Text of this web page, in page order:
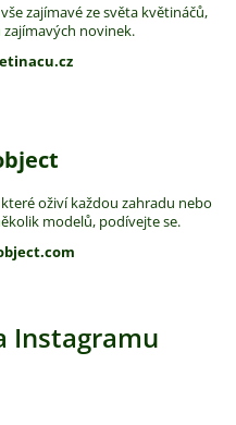
zajímavé ze světa květináčů,
zajímavých novinek.
oživí každou zahradu nebo
modelů, podívejte se.
Instagramu